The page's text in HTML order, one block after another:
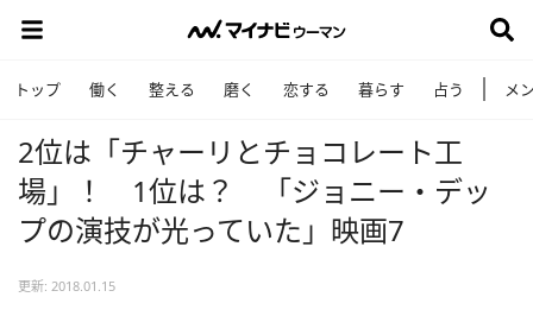
トップ 働く 整える 磨く 恋する 暮らす 占う メ
2位は「チャーリとチョコレート工
場」！ 1位は？ 「ジョニー・デッ
プの演技が光っていた」映画7
更新: 2018.01.15